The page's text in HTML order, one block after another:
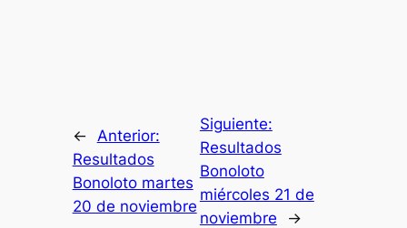
←
Anterior:
Resultados
Bonoloto martes
20 de noviembre
Siguiente:
Resultados
Bonoloto
miércoles 21 de
noviembre
→